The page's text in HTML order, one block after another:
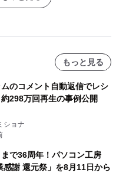
もっと見る
のコメント自動返信でレシ
298万回再生の事例公開
ショナ
で36周年！パソコン工房
感謝 還元祭」を8月11日から